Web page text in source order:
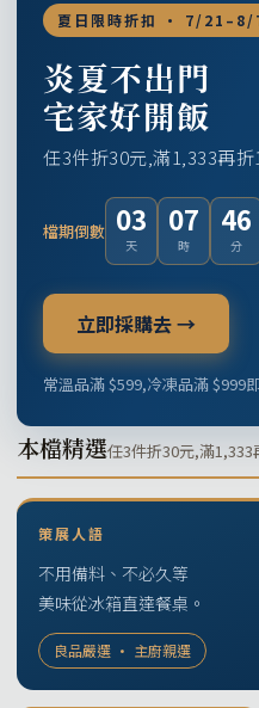
夏日限時折扣 · 7/21–8/
炎夏不出門
宅家好開飯
任3件折30元,滿1,333再
檔期倒數 03
天
07
時
46
分
立即採購去 →
常溫品滿 $599,冷凍品滿 $999
本檔精選任3件折30元,滿1,333
策展人語
不用備料、不必久等
美味從冰箱直達餐桌。
良品嚴選 · 主廚親選